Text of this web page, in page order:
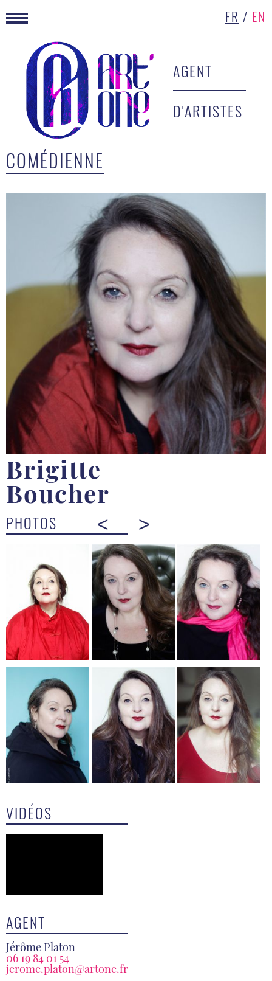
FR / EN
AGENT
D'ARTISTES
COMÉDIENNE
Brigitte
Boucher
PHOTOS < >
VIDÉOS
AGENT
Jérôme Platon
06 19 84 01 54
jerome.platon@artone.fr